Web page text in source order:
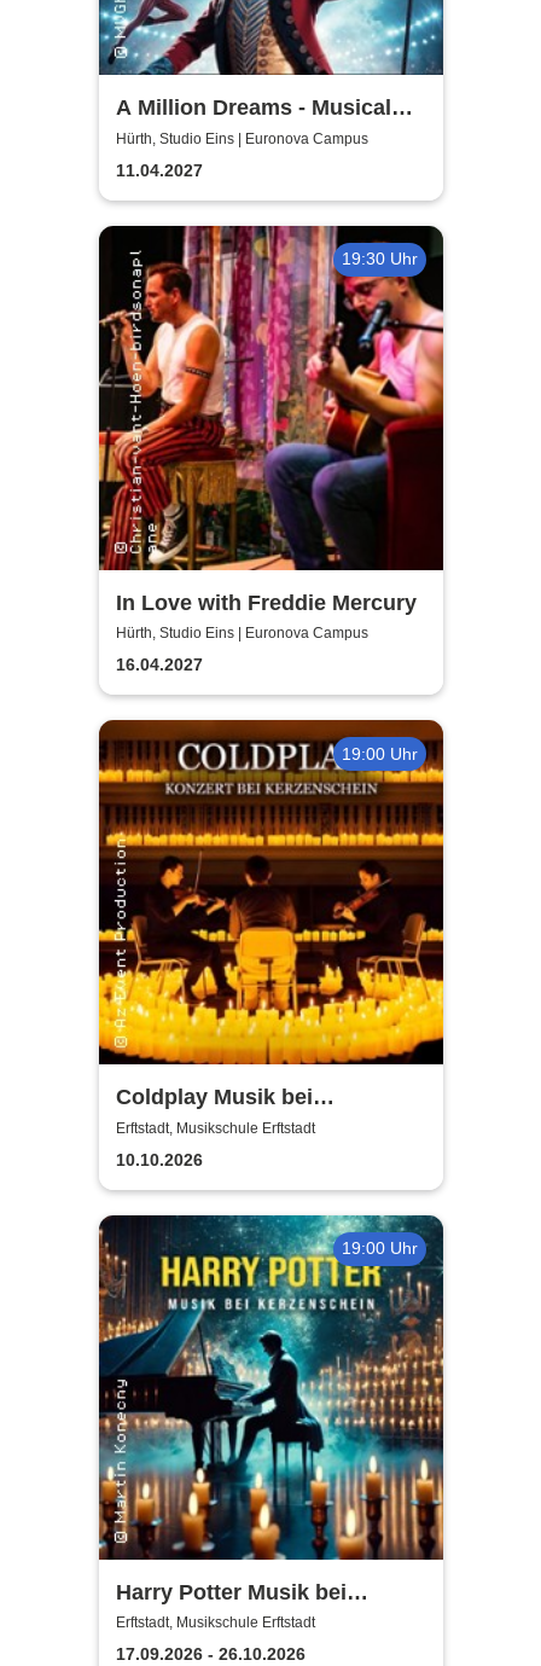
A Million Dreams - Musical
Circus Show
Hürth, Studio Eins | Euronova Campus
11.04.2027
19:30 Uhr
In Love with Freddie Mercury
Hürth, Studio Eins | Euronova Campus
16.04.2027
19:00 Uhr
Coldplay Musik bei
Kerzenschein
Erftstadt, Musikschule Erftstadt
10.10.2026
19:00 Uhr
Harry Potter Musik bei
Kerzenschein
Erftstadt, Musikschule Erftstadt
17.09.2026 - 26.10.2026